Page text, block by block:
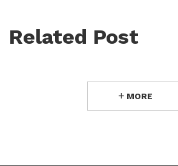
Related Post
MORE